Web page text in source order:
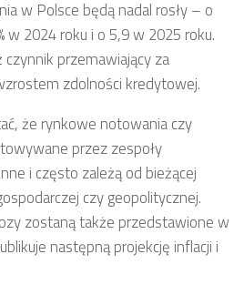
w Polsce będą nadal rosły – o
w 2024 roku i o 5,9 w 2025 roku.
przemawiający za
zdolności kredytowej.
że rynkowe notowania czy
przez zespoły
i często zależą od bieżącej
czy geopolitycznej.
zostaną także przedstawione w
następną projekcję inflacji i